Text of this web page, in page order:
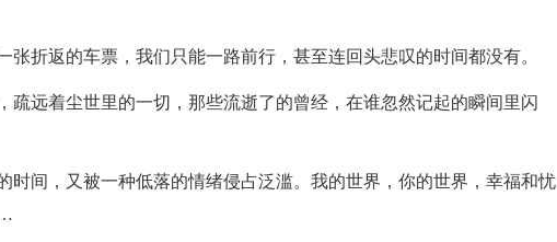
张折返的车票，我们只能一路前行，甚至连回头悲叹的时间都没有。
疏远着尘世里的一切，那些流逝了的曾经，在谁忽然记起的瞬间里闪
时间，又被一种低落的情绪侵占泛滥。我的世界，你的世界，幸福和忧